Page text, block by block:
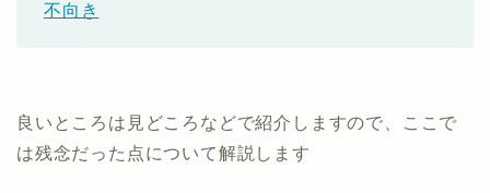
不向き
良いところは見どころなどで紹介しますので、ここで
は残念だった点について解説します